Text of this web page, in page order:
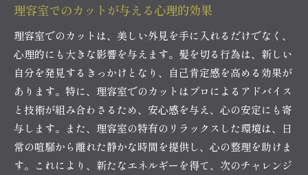
理容室でのカットが与える心理的効果
理容室でのカットは、美しい外見を手に入れるだけでなく、
心理的にも大きな影響を与えます。髪を切る行為は、新しい
自分を発見するきっかけとなり、自己肯定感を高める効果が
あります。特に、理容室でのカットはプロによるアドバイス
と技術が組み合わさるため、安心感を与え、心の安定にも寄
与します。また、理容室の特有のリラックスした環境は、日
常の喧騒から離れた静かな時間を提供し、心の整理を助けま
す。これにより、新たなエネルギーを得て、次のチャレンジ